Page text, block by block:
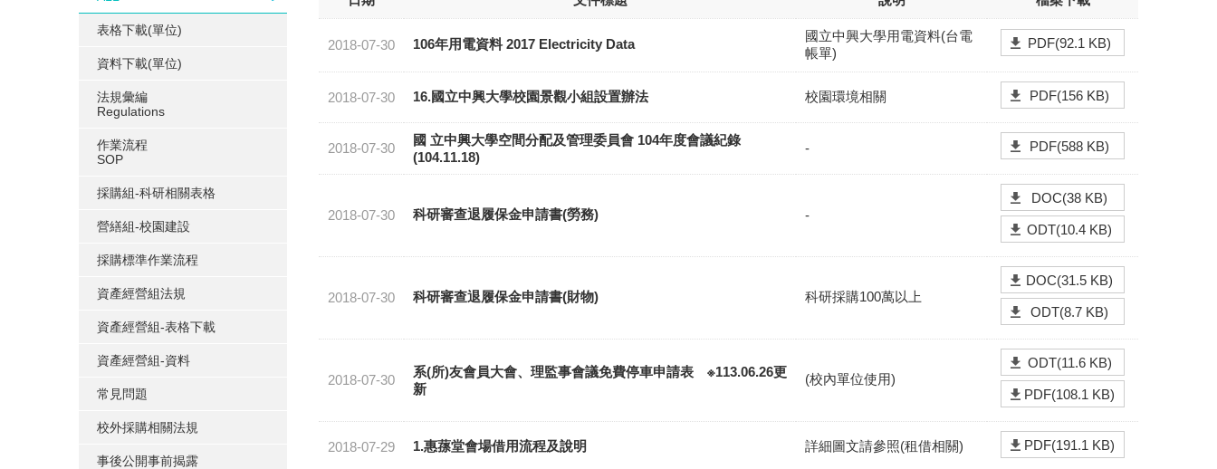
表格下載(單位)
資料下載(單位)
法規彙編
Regulations
作業流程
SOP
採購組-科研相關表格
營繕組-校園建設
採購標準作業流程
資產經營組法規
資產經營組-表格下載
資產經營組-資料
常見問題
校外採購相關法規
事後公開事前揭露
2018-07-30 106年用電資料 2017 Electricity Data
國立中興大學用電資料(台電
帳單)
PDF(92.1 KB)
2018-07-30 16.國立中興大學校園景觀小組設置辦法 校園環境相關 PDF(156 KB)
2018-07-30
國 立中興大學空間分配及管理委員會 104年度會議紀錄
(104.11.18)
- PDF(588 KB)
2018-07-30 科研審查退履保金申請書(勞務) -
DOC(38 KB)
ODT(10.4 KB)
2018-07-30 科研審查退履保金申請書(財物) 科研採購100萬以上
DOC(31.5 KB)
ODT(8.7 KB)
2018-07-30
系(所)友會員大會、理監事會議免費停車申請表 ※113.06.26更
新
(校內單位使用)
ODT(11.6 KB)
PDF(108.1 KB)
2018-07-29 1.惠蓀堂會場借用流程及說明 詳細圖文請參照(租借相關) PDF(191.1 KB)